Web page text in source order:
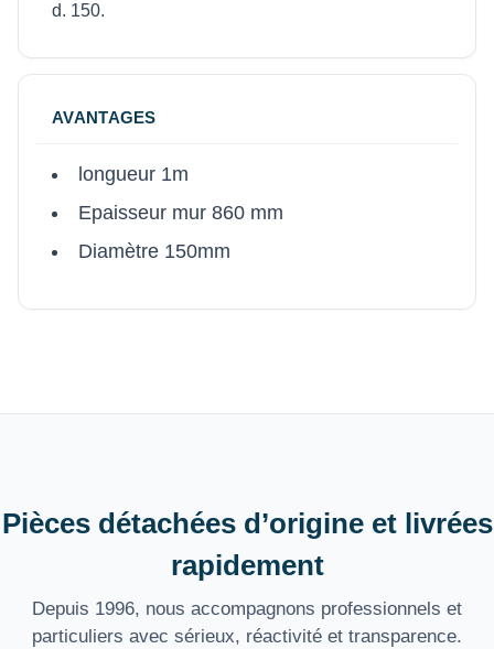
d. 150.
AVANTAGES
longueur 1m
Epaisseur mur 860 mm
Diamètre 150mm
Pièces détachées d’origine et livrées
rapidement
Depuis 1996, nous accompagnons professionnels et
particuliers avec sérieux, réactivité et transparence.